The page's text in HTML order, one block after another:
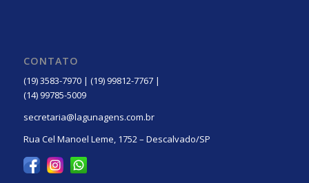
CONTATO
(19) 3583-7970 | (19) 99812-7767 |
(14) 99785-5009
secretaria@lagunagens.com.br
Rua Cel Manoel Leme, 1752 – Descalvado/SP